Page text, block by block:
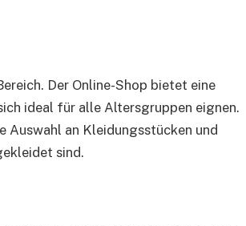
Der Online-Shop bietet eine
ideal für alle Altersgruppen eignen.
Auswahl an Kleidungsstücken und
sind.